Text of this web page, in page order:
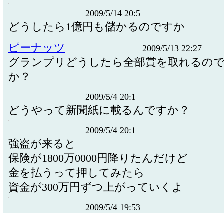
2009/5/14 20:5
どうしたら1億円も儲かるのですか
ピーナッツ
2009/5/13 22:27
グランプリどうしたら全部賞を取れるの
か？
2009/5/4 20:1
どうやって新聞紙に載るんですか？
2009/5/4 20:1
強盗が来ると
保険が1800万0000円降りたんだけど
金を払うって押してみたら
資金が300万円ずつ上がっていくよ
2009/5/4 19:53